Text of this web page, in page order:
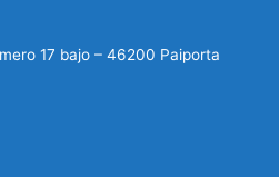
17 bajo – 46200 Paiporta